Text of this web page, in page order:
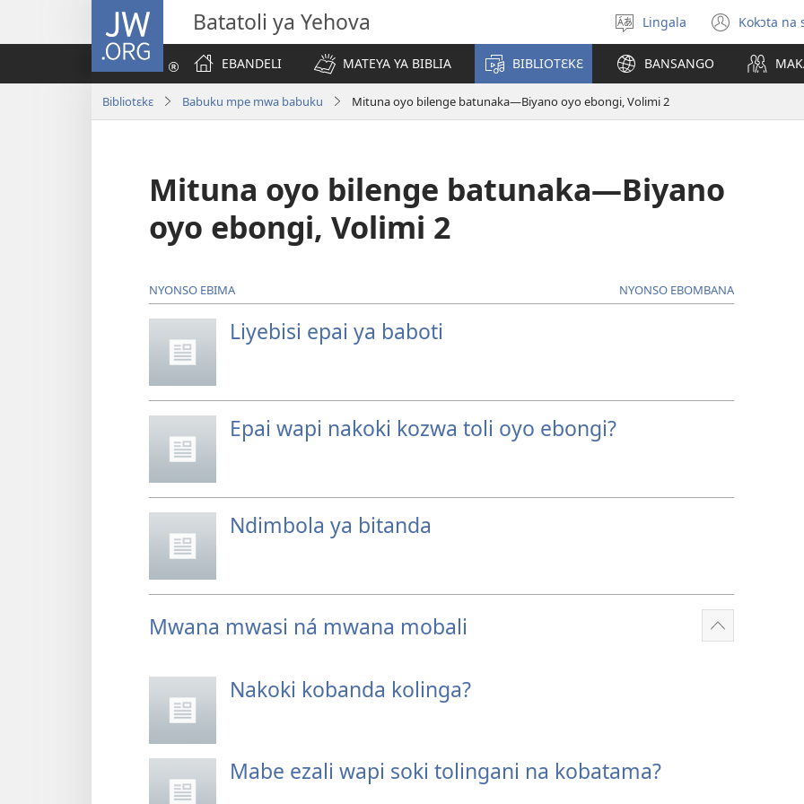
JW.ORG Batatoli ya Yehova
Poná
monɔkɔ
Lingala Kokɔta na
EBANDELI
MATEYA YA BIBLIA BIBLIOTƐKƐ BANSANGO
Bibliotɛkɛ Babuku mpe mwa babuku Mituna oyo bilenge batunaka—Biyano oyo ebongi, Volimi 2
Mituna oyo bilenge batunaka—Biyano
oyo ebongi, Volimi 2
NYONSO EBIMA NYONSO EBOMBANA
Liyebisi epai ya baboti
Epai wapi nakoki kozwa toli oyo ebongi?
Ndimbola ya bitanda
Mwana mwasi ná mwana mobali
Show
Nakoki kobanda kolinga?
Mabe ezali wapi soki tolingani na kobatama?